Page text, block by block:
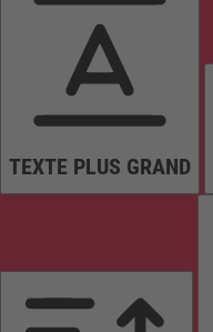
TEXTE PLUS GRAND